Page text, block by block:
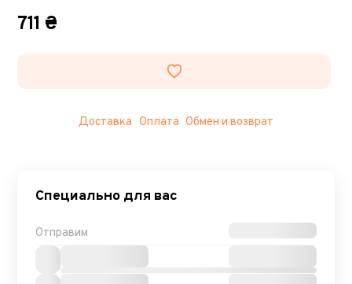
711 ₴
Доставка Оплата Обмен и возврат
Специально для вас
Отправим